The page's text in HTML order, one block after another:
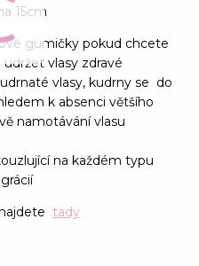
15cm
gumičky pokud chcete
vlasy zdravé
vlasy, kudrny se do
k absenci většího
namotávání vlasu
na každém typu
tady